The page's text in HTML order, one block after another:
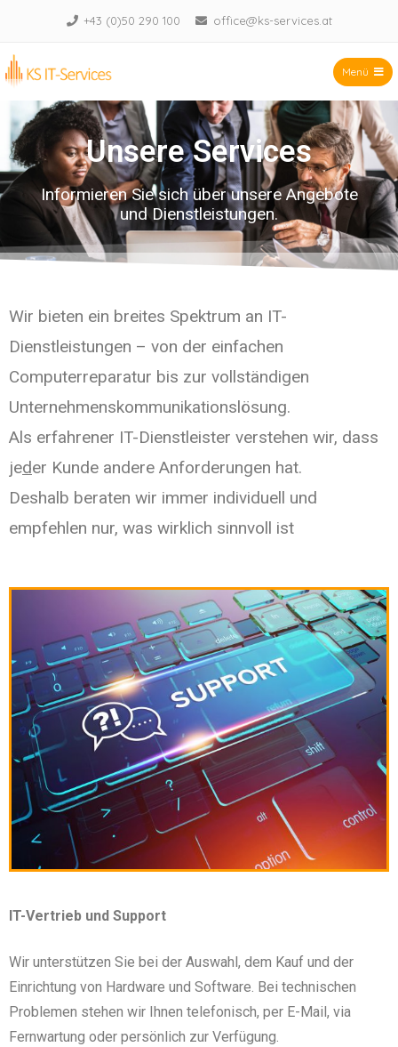
+43 (0)50 290 100 office@ks-services.at
KS IT-Services KG
Menü
Unsere Services
Informieren Sie sich über unsere Angebote
und Dienstleistungen.
Wir bieten ein breites Spektrum an IT-
Dienstleistungen – von der einfachen
Computerreparatur bis zur vollständigen
Unternehmenskommunikationslösung.
Als erfahrener IT-Dienstleister verstehen wir, dass
jeder Kunde andere Anforderungen hat.
Deshalb beraten wir immer individuell und
empfehlen nur, was wirklich sinnvoll ist
IT-Vertrieb und Support
Wir unterstützen Sie bei der Auswahl, dem Kauf und der
Einrichtung von Hardware und Software. Bei technischen
Problemen stehen wir Ihnen telefonisch, per E-Mail, via
Fernwartung oder persönlich zur Verfügung.